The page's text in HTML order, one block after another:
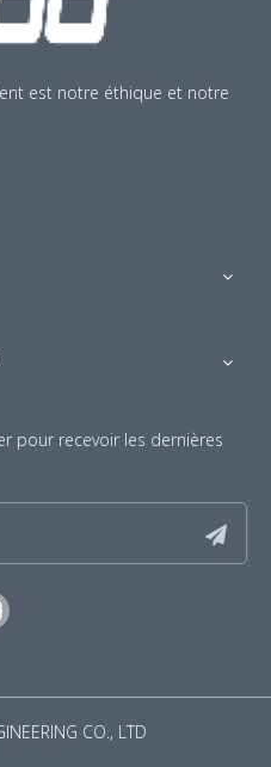
est notre éthique et notre
pour recevoir les dernières
CO., LTD